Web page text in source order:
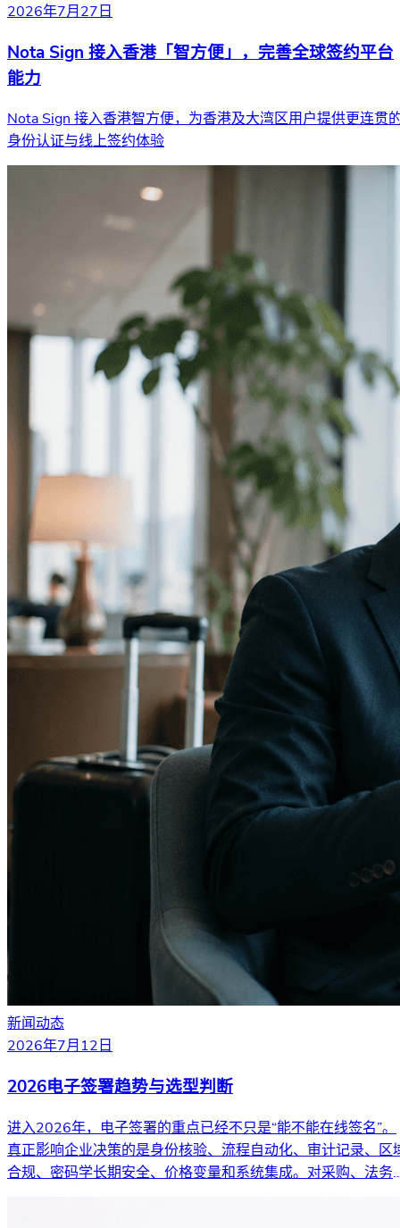
2026年7月27日
Nota Sign 接入香港「智方便」，完善全球签约平台
能力
Nota Sign 接入香港智方便，为香港及大湾区用户提供更连贯
身份认证与线上签约体验
新闻动态
2026年7月12日
2026电子签署趋势与选型判断
进入2026年，电子签署的重点已经不只是“能不能在线签名”。
真正影响企业决策的是身份核验、流程自动化、审计记录、区
合规、密码学长期安全、价格变量和系统集成。对采购、法务